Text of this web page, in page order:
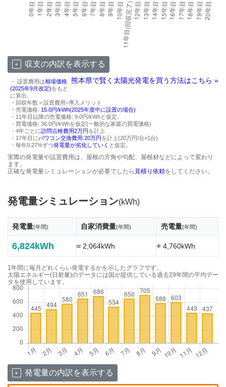
収支の内訳を表示する
熊本県で賢く太陽光発電を買う方法はこちら »
・ 設置費用は相場価格
(2025年9月改定)をもと
に算出。
・回収年数＝設置費用÷導入メリット
・売電価格: 15.0円/kWh(2025年度中に設置の場合)
・11年目以降の売電価格: 9.0円/kWhと仮定。
・買電価格: 36.0円/kWhを仮定(一般的な家庭の買電価格)
・4年ごとに訪問点検費用2万円を計上
・17年目にパワコン交換費用 20万円を計上(20万円/台×1台)
・毎年0.27%ずつ発電量が劣化していく と仮定。
実際の発電量や設置費用は、屋根の方角や勾配、屋根材などによって変わり
ます。
正確な発電量シミュレーションが必要でしたら 見積り依頼をしてください。
発電量シミュレーション(kWh)
発電量(年間) 自家消費量(年間) 売電量(年間)
6,824kWh =2,064kWh +4,760kWh
1年間に毎月どれくらい発電するかを示したグラフです。
太陽エネルギー(日射量)のデータには国が提供している過去29年間の平均デー
タを使用しています。
発電量の内訳を表示する